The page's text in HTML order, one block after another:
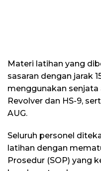
​Materi latihan yang
sasaran dengan jarak
menggunakan senjata
Revolver dan HS-9,
AUG.
​Seluruh personel
latihan dengan
Prosedur (SOP) yang